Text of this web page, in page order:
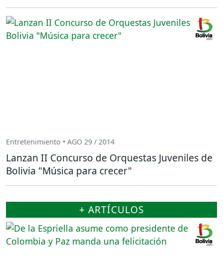
Entretenimiento • AGO 29 / 2014
Lanzan II Concurso de Orquestas Juveniles de
Bolivia "Música para crecer"
+ ARTÍCULOS